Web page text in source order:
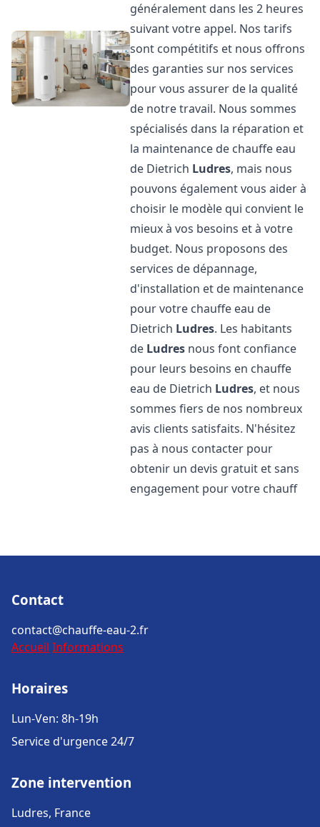
généralement dans les 2 heures
suivant votre appel. Nos tarifs
sont compétitifs et nous offrons
des garanties sur nos services
pour vous assurer de la qualité
de notre travail. Nous sommes
spécialisés dans la réparation et
la maintenance de chauffe eau
de Dietrich Ludres, mais nous
pouvons également vous aider à
choisir le modèle qui convient le
mieux à vos besoins et à votre
budget. Nous proposons des
services de dépannage,
d'installation et de maintenance
pour votre chauffe eau de
Dietrich Ludres. Les habitants
de Ludres nous font confiance
pour leurs besoins en chauffe
eau de Dietrich Ludres, et nous
sommes fiers de nos nombreux
avis clients satisfaits. N'hésitez
pas à nous contacter pour
obtenir un devis gratuit et sans
engagement pour votre chauff
Contact
contact@chauffe-eau-2.fr
Accueil Informations
Horaires
Lun-Ven: 8h-19h
Service d'urgence 24/7
Zone intervention
Ludres, France